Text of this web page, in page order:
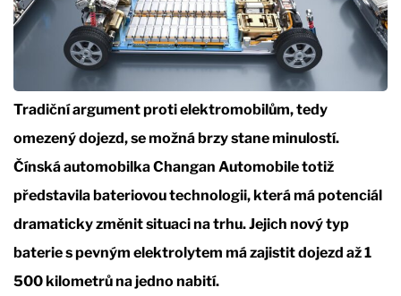
Tradiční argument proti elektromobilům, tedy
omezený dojezd, se možná brzy stane minulostí.
Čínská automobilka Changan Automobile totiž
představila bateriovou technologii, která má potenciál
dramaticky změnit situaci na trhu. Jejich nový typ
baterie s pevným elektrolytem má zajistit dojezd až 1
500 kilometrů na jedno nabití.